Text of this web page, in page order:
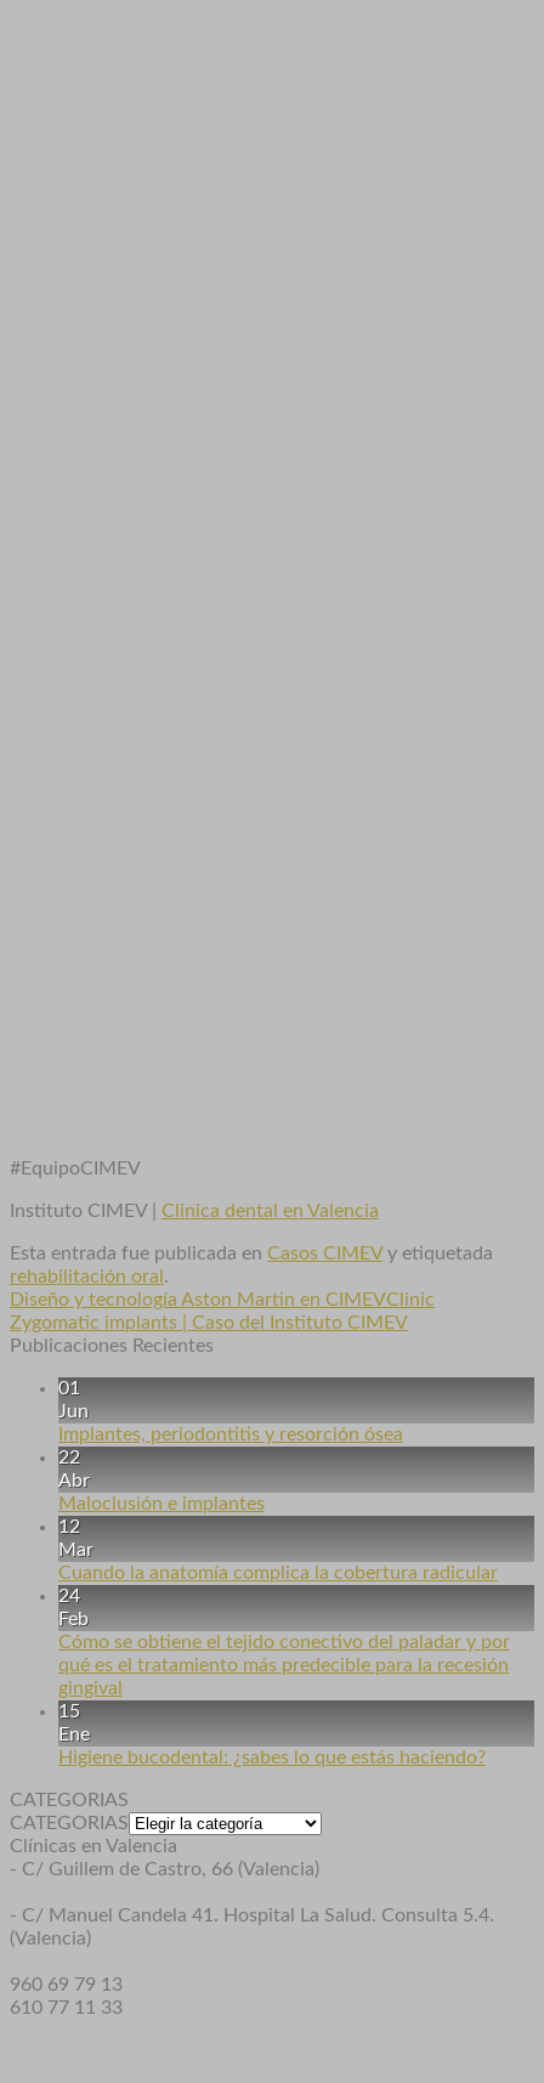
#EquipoCIMEV
Instituto CIMEV | Clinica dental en Valencia
Esta entrada fue publicada en Casos CIMEVy etiquetada
rehabilitación oral .
Diseño y tecnología Aston Martin en CIMEVClinic
Zygomatic implants | Caso del Instituto CIMEV
Publicaciones Recientes
01
Jun
Implantes, periodontitis y resorción ósea
22
Abr
Maloclusión e implantes
12
Mar
Cuando la anatomía complica la cobertura radicular
24
Feb
Cómo se obtiene el tejido conectivo del paladar y por
qué es el tratamiento más predecible para la recesión
gingival
15
Ene
Higiene bucodental: ¿sabes lo que estás haciendo?
CATEGORIAS
CATEGORIAS
Clínicas en Valencia
- C/ Guillem de Castro, 66 (Valencia)
- C/ Manuel Candela 41. Hospital La Salud. Consulta 5.4.
(Valencia)
960 69 79 13
610 77 11 33